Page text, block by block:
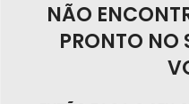
NÃO
PRONTO NO